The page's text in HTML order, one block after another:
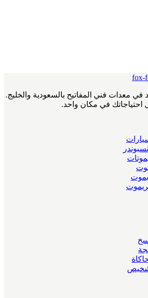
في معدات فني المفاتيح بالسعودية والخليج.
في مكان واحد.